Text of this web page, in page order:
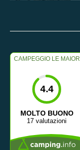
CAMPEGGIO LE MAIOR
4.4
MOLTO BUONO
17 valutazioni